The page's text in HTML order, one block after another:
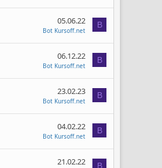
05.06.22
Bot Kursoff.net
B
06.12.22
Bot Kursoff.net
B
23.02.23
Bot Kursoff.net
B
04.02.22
Bot Kursoff.net
B
21.02.22 B